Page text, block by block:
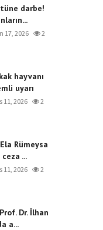
darbe!
17, 2026 2
hayvanı
uyarı
11, 2026 2
Rümeysa
...
11, 2026 2
Dr. İlhan
a...